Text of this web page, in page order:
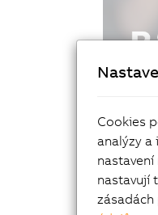
Cookies
analýzy
nastavují
zásadách